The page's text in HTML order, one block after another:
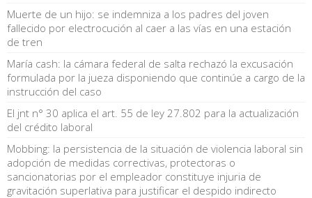
Muerte de un hijo: se indemniza a los padres del joven
fallecido por electrocución al caer a las vías en una estación
de tren
María cash: la cámara federal de salta rechazó la excusación
formulada por la jueza disponiendo que continúe a cargo de la
instrucción del caso
El jnt n° 30 aplica el art. 55 de ley 27.802 para la actualización
del crédito laboral
Mobbing: la persistencia de la situación de violencia laboral sin
adopción de medidas correctivas, protectoras o
sancionatorias por el empleador constituye injuria de
gravitación superlativa para justificar el despido indirecto